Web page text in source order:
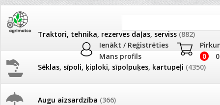
Ienākt / Reģistrēties
Mans profils
0
Traktori, tehnika, rezerves daļas, serviss (882)
Sēklas, sīpoli, ķiploki, sīpolpuķes, kartupeļi (4350)
Augu aizsardzība (366)
JAUNUMI AKCIJAS